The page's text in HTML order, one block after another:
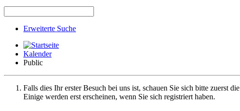
Erweiterte Suche
Kalender
Public
Falls dies Ihr erster Besuch bei uns ist, schauen Sie sich bitte zuerst die
Einige werden erst erscheinen, wenn Sie sich registriert haben.